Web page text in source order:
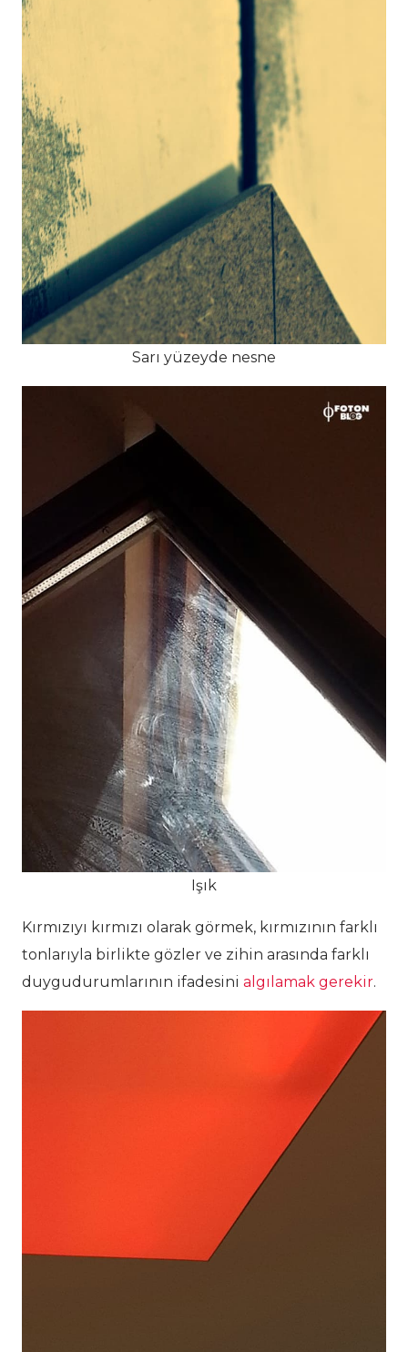
Sarı yüzeyde nesne
Işık
Kırmızıyı kırmızı olarak görmek, kırmızının farklı
tonlarıyla birlikte gözler ve zihin arasında farklı
duygudurumlarının ifadesini algılamak gerekir.